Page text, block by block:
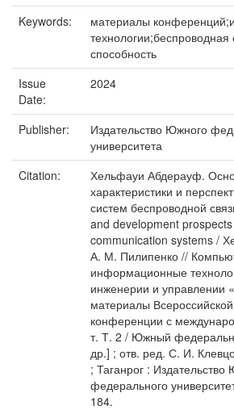
Keywords:
материалы
технологии;беспроводная
способность
Issue
Date:
2024
Publisher:
Издательство Южного
университета
Citation:
Хельфауи Абдерауф.
характеристики и
систем беспроводной
and development
communication systems /
А. М. Пилипенко //
информационные
инженерии и управлении
материалы
конференции с
т. Т. 2 / Южный
др.] ; отв. ред. С. И.
; Таганрог : Издательство
федерального
184.